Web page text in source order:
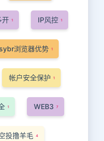
开 1 IP风控 1
浏览器优势 1
帐户安全保护 1
1 WEB3 7
投撸羊毛 4